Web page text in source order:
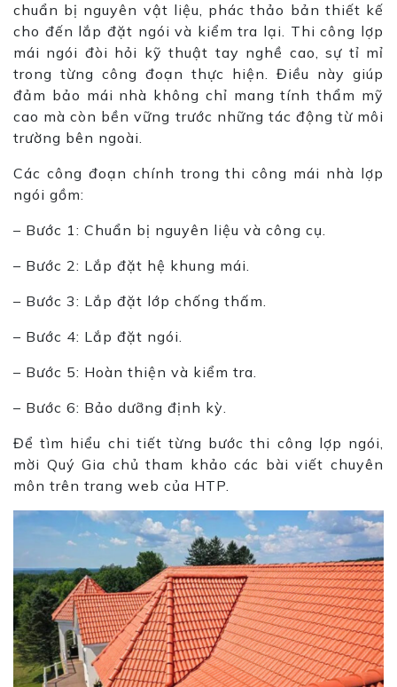
chuẩn bị nguyên vật liệu, phác thảo bản thiết kế
cho đến lắp đặt ngói và kiểm tra lại. Thi công lợp
mái ngói đòi hỏi kỹ thuật tay nghề cao, sự tỉ mỉ
trong từng công đoạn thực hiện. Điều này giúp
đảm bảo mái nhà không chỉ mang tính thẩm mỹ
cao mà còn bền vững trước những tác động từ môi
trường bên ngoài.
Các công đoạn chính trong thi công mái nhà lợp
ngói gồm:
– Bước 1: Chuẩn bị nguyên liệu và công cụ.
– Bước 2: Lắp đặt hệ khung mái.
– Bước 3: Lắp đặt lớp chống thấm.
– Bước 4: Lắp đặt ngói.
– Bước 5: Hoàn thiện và kiểm tra.
– Bước 6: Bảo dưỡng định kỳ.
Để tìm hiểu chi tiết từng bước thi công lợp ngói,
mời Quý Gia chủ tham khảo các bài viết chuyên
môn trên trang web của HTP.